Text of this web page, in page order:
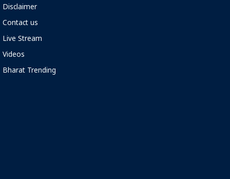
Disclaimer
Contact us
Live Stream
Videos
Bharat Trending